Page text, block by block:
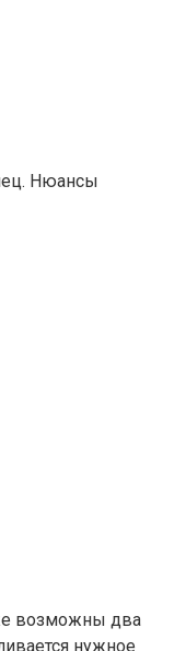
Нюансы
возможны два
нужное